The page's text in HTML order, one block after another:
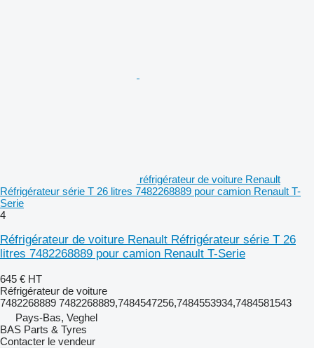
réfrigérateur de voiture Renault
Réfrigérateur série T 26 litres 7482268889 pour camion Renault T-
Serie
4
Réfrigérateur de voiture Renault Réfrigérateur série T 26
litres 7482268889 pour camion Renault T-Serie
645 € HT
Réfrigérateur de voiture
7482268889 7482268889,7484547256,7484553934,7484581543
Pays-Bas, Veghel
BAS Parts & Tyres
Contacter le vendeur